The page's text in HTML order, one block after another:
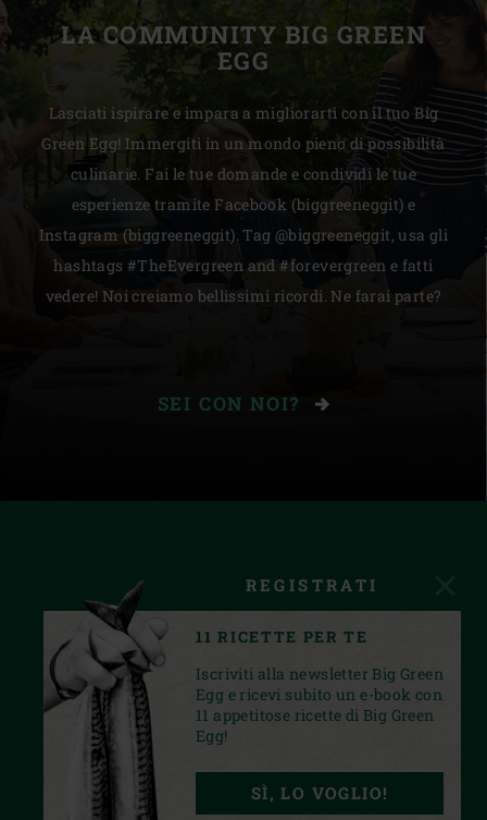
LA COMMUNITY BIG GREEN
EGG
Lasciati ispirare e impara a migliorarti con il tuo Big
Green Egg! Immergiti in un mondo pieno di possibilità
culinarie. Fai le tue domande e condividi le tue
esperienze tramite Facebook (biggreeneggit) e
Instagram (biggreeneggit). Tag @biggreeneggit, usa gli
hashtags #TheEvergreen and #forevergreen e fatti
vedere! Noi creiamo bellissimi ricordi. Ne farai parte?
SEI CON NOI?
FACEBOOKINSTAGRAM
REGISTRATI
11 RICETTE PER TE
Iscriviti alla newsletter Big Green
Egg e ricevi subito un e-book con
11 appetitose ricette di Big Green
Egg!
SÌ, LO VOGLIO!